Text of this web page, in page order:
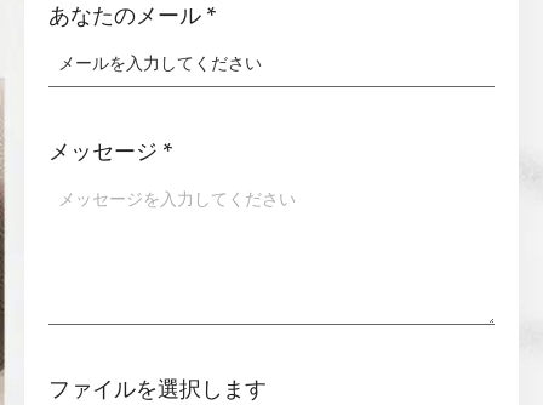
あなたのメール *
メッセージ *
ファイルを選択します